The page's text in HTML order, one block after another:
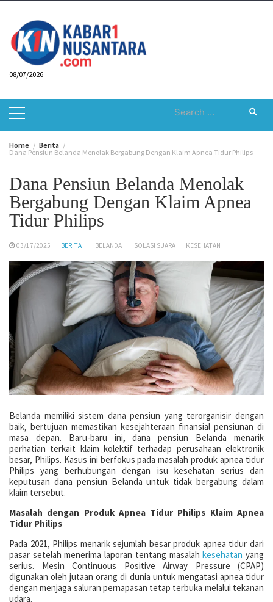
content
08/07/2026
Search
for:
Home
Berita
Dana Pensiun Belanda Menolak Bergabung Dengan Klaim Apnea Tidur Philips
Dana Pensiun Belanda Menolak
Bergabung Dengan Klaim Apnea
Tidur Philips
03/17/2025 BERITA BELANDA ISOLASI SUARA KESEHATAN
Belanda memiliki sistem dana pensiun yang terorganisir dengan
baik, bertujuan memastikan kesejahteraan finansial pensiunan di
masa depan. Baru-baru ini, dana pensiun Belanda menarik
perhatian terkait klaim kolektif terhadap perusahaan elektronik
besar, Philips. Kasus ini berfokus pada masalah produk apnea tidur
Philips yang berhubungan dengan isu kesehatan serius dan
keputusan dana pensiun Belanda untuk tidak bergabung dalam
klaim tersebut.
Masalah dengan Produk Apnea Tidur Philips Klaim Apnea
Tidur Philips
Pada 2021, Philips menarik sejumlah besar produk apnea tidur dari
pasar setelah menerima laporan tentang masalahkesehatan yang
serius. Mesin Continuous Positive Airway Pressure (CPAP)
digunakan oleh jutaan orang di dunia untuk mengatasi apnea tidur
dengan menjaga saluran pernapasan tetap terbuka melalui tekanan
udara.